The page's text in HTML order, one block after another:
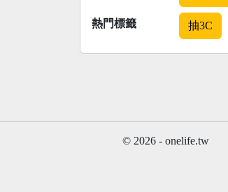
熱門標籤 抽3C
© 2026 - onelife.tw